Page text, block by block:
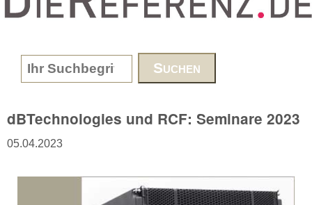
www.DieReferenz.de
Search form
dBTechnologies und RCF: Seminare 2023
05.04.2023